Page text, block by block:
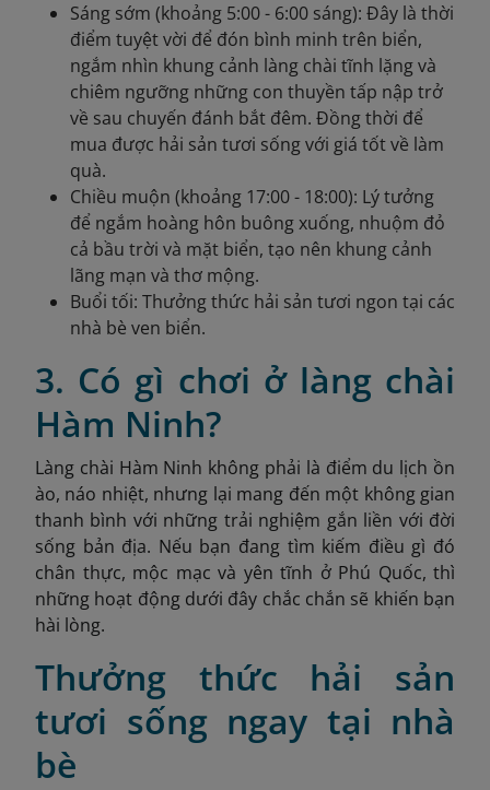
Sáng sớm (khoảng 5:00 - 6:00 sáng): Đây là thời
điểm tuyệt vời để đón bình minh trên biển,
ngắm nhìn khung cảnh làng chài tĩnh lặng và
chiêm ngưỡng những con thuyền tấp nập trở
về sau chuyến đánh bắt đêm. Đồng thời để
mua được hải sản tươi sống với giá tốt về làm
quà.
Chiều muộn (khoảng 17:00 - 18:00): Lý tưởng
để ngắm hoàng hôn buông xuống, nhuộm đỏ
cả bầu trời và mặt biển, tạo nên khung cảnh
lãng mạn và thơ mộng.
Buổi tối: Thưởng thức hải sản tươi ngon tại các
nhà bè ven biển.
3. Có gì chơi ở làng chài
Hàm Ninh?
Làng chài Hàm Ninh không phải là điểm du lịch ồn
ào, náo nhiệt, nhưng lại mang đến một không gian
thanh bình với những trải nghiệm gắn liền với đời
sống bản địa. Nếu bạn đang tìm kiếm điều gì đó
chân thực, mộc mạc và yên tĩnh ở Phú Quốc, thì
những hoạt động dưới đây chắc chắn sẽ khiến bạn
hài lòng.
Thưởng thức hải sản
tươi sống ngay tại nhà
bè